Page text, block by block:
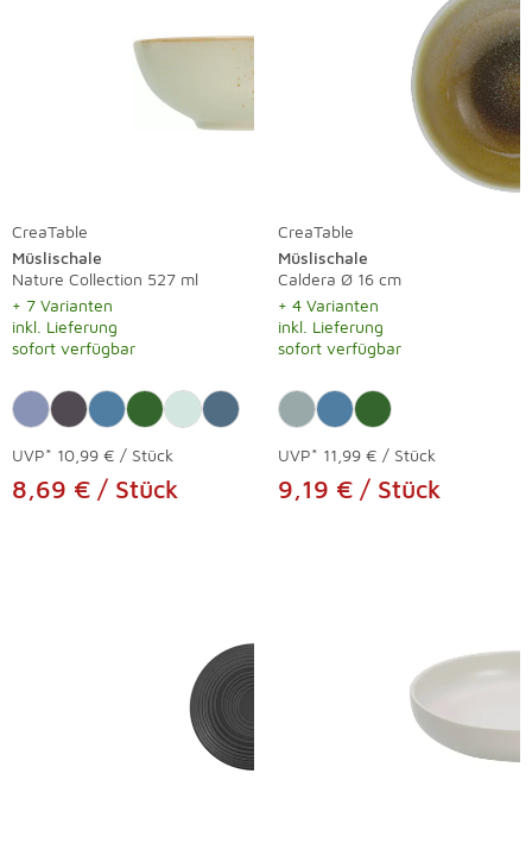
CreaTable
Müslischale
Nature Collection 527 ml
+ 7 Varianten
inkl. Lieferung
sofort verfügbar
UVP* 10,99 € / Stück
8,69 € / Stück
CreaTable
Müslischale
Caldera Ø 16 cm
+ 4 Varianten
inkl. Lieferung
sofort verfügbar
UVP* 11,99 € / Stück
9,19 € / Stück